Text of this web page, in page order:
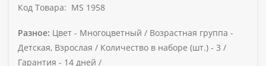
Код Товара: MS 1958
Разное: Цвет - Многоцветный / Возрастная группа -
Детская, Взрослая / Количество в наборе (шт.) - 3 /
Гарантия - 14 дней /